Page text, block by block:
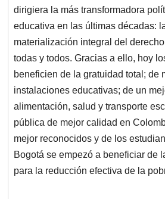
dirigiera la más transformadora
educativa en las últimas décadas:
materialización integral del
todas y todos. Gracias a ello, hoy
beneficien de la gratuidad total; de
instalaciones educativas; de un
alimentación, salud y transporte
pública de mejor calidad en
mejor reconocidos y de los
Bogotá se empezó a beneficiar de
para la reducción efectiva de la